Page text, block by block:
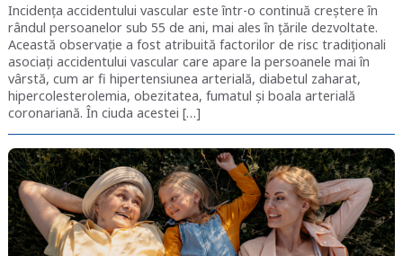
Incidența accidentului vascular este într-o continuă creștere în
rândul persoanelor sub 55 de ani, mai ales în țările dezvoltate.
Această observație a fost atribuită factorilor de risc tradiționali
asociați accidentului vascular care apare la persoanele mai în
vârstă, cum ar fi hipertensiunea arterială, diabetul zaharat,
hipercolesterolemia, obezitatea, fumatul și boala arterială
coronariană. În ciuda acestei […]